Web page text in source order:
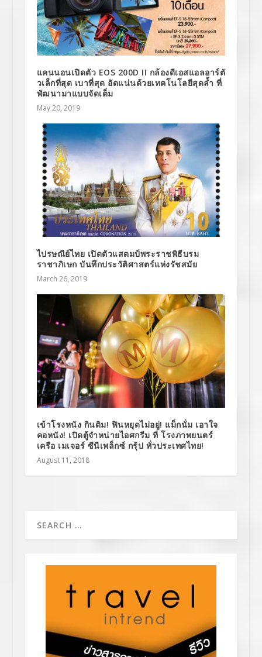
แคนนอนเปิดตัว EOS 200D II กล้องดีเอสแอลอาร์ตั
วเล็กที่สุด เบาที่สุด อัดแน่นด้วยเทคโนโลยีสุดล้ำ ที่
พัฒนามาแบบจัดเต็ม
May 20, 2019
ไปรษณีย์ไทย เปิดตัวแสตมป์พระราชพิธีบรม
ราชาภิเษก บันทึกประวัติศาสตร์แห่งรัชสมัย
March 26, 2019
เข้าโรงหนัง กินติม! ฟินหยุดไม่อยู่! แม็กนั่ม เอาใจ
คอหนัง! เปิดตู้จำหน่ายไอศกรีม ที่ โรงภาพยนตร์
เครือ เมเจอร์ ซีนีเพล็กซ์ กรุ้ป ทั่วประเทศไทย!
August 11, 2018